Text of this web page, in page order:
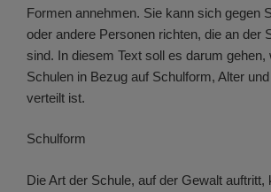
Formen annehmen. Sie kann sich gegen
oder andere Personen richten, die an der
sind. In diesem Text soll es darum gehen,
Schulen in Bezug auf Schulform, Alter
verteilt ist.
Schulform
Die Art der Schule, auf der Gewalt auftritt,